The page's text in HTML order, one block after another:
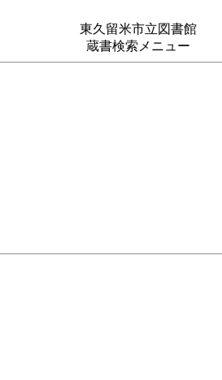
東久留米市立図書館
蔵書検索メニュー